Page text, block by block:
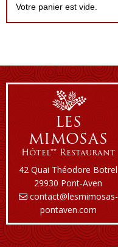
Votre panier est vide.
LES
MIMOSAS
Hôtel** Restaurant
42 Quai Théodore Botrel
29930 Pont-Aven
contact@lesmimosas-
pontaven.com